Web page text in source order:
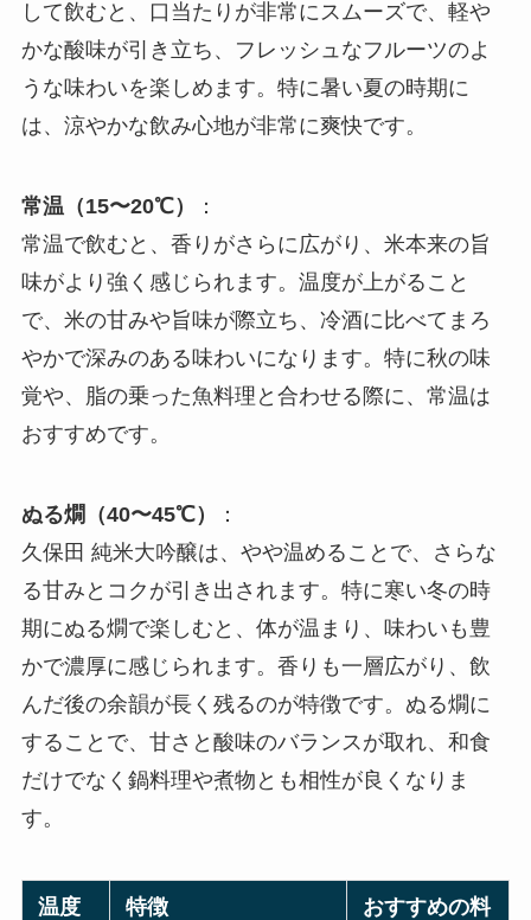
して飲むと、口当たりが非常にスムーズで、軽や
かな酸味が引き立ち、フレッシュなフルーツのよ
うな味わいを楽しめます。特に暑い夏の時期に
は、涼やかな飲み心地が非常に爽快です。
常温（15〜20℃）
：
常温で飲むと、香りがさらに広がり、米本来の旨
味がより強く感じられます。温度が上がること
で、米の甘みや旨味が際立ち、冷酒に比べてまろ
やかで深みのある味わいになります。特に秋の味
覚や、脂の乗った魚料理と合わせる際に、常温は
おすすめです。
ぬる燗（40〜45℃）
：
久保田 純米大吟醸は、やや温めることで、さらな
る甘みとコクが引き出されます。特に寒い冬の時
期にぬる燗で楽しむと、体が温まり、味わいも豊
かで濃厚に感じられます。香りも一層広がり、飲
んだ後の余韻が長く残るのが特徴です。ぬる燗に
することで、甘さと酸味のバランスが取れ、和食
だけでなく鍋料理や煮物とも相性が良くなりま
す。
温度
特徴
おすすめの料